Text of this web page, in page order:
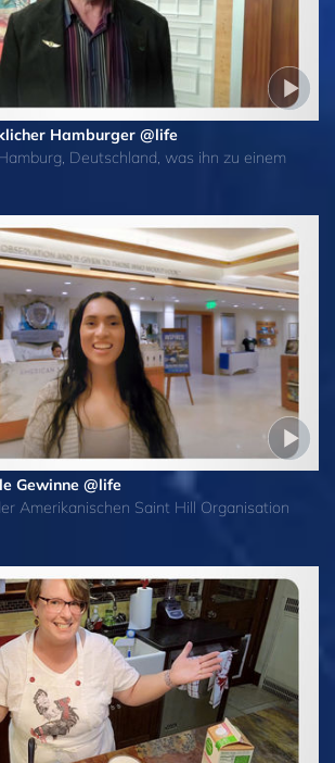
Hamburger @life
Deutschland, was ihn zu einem
Gewinne @life
Amerikanischen Saint Hill Organisation